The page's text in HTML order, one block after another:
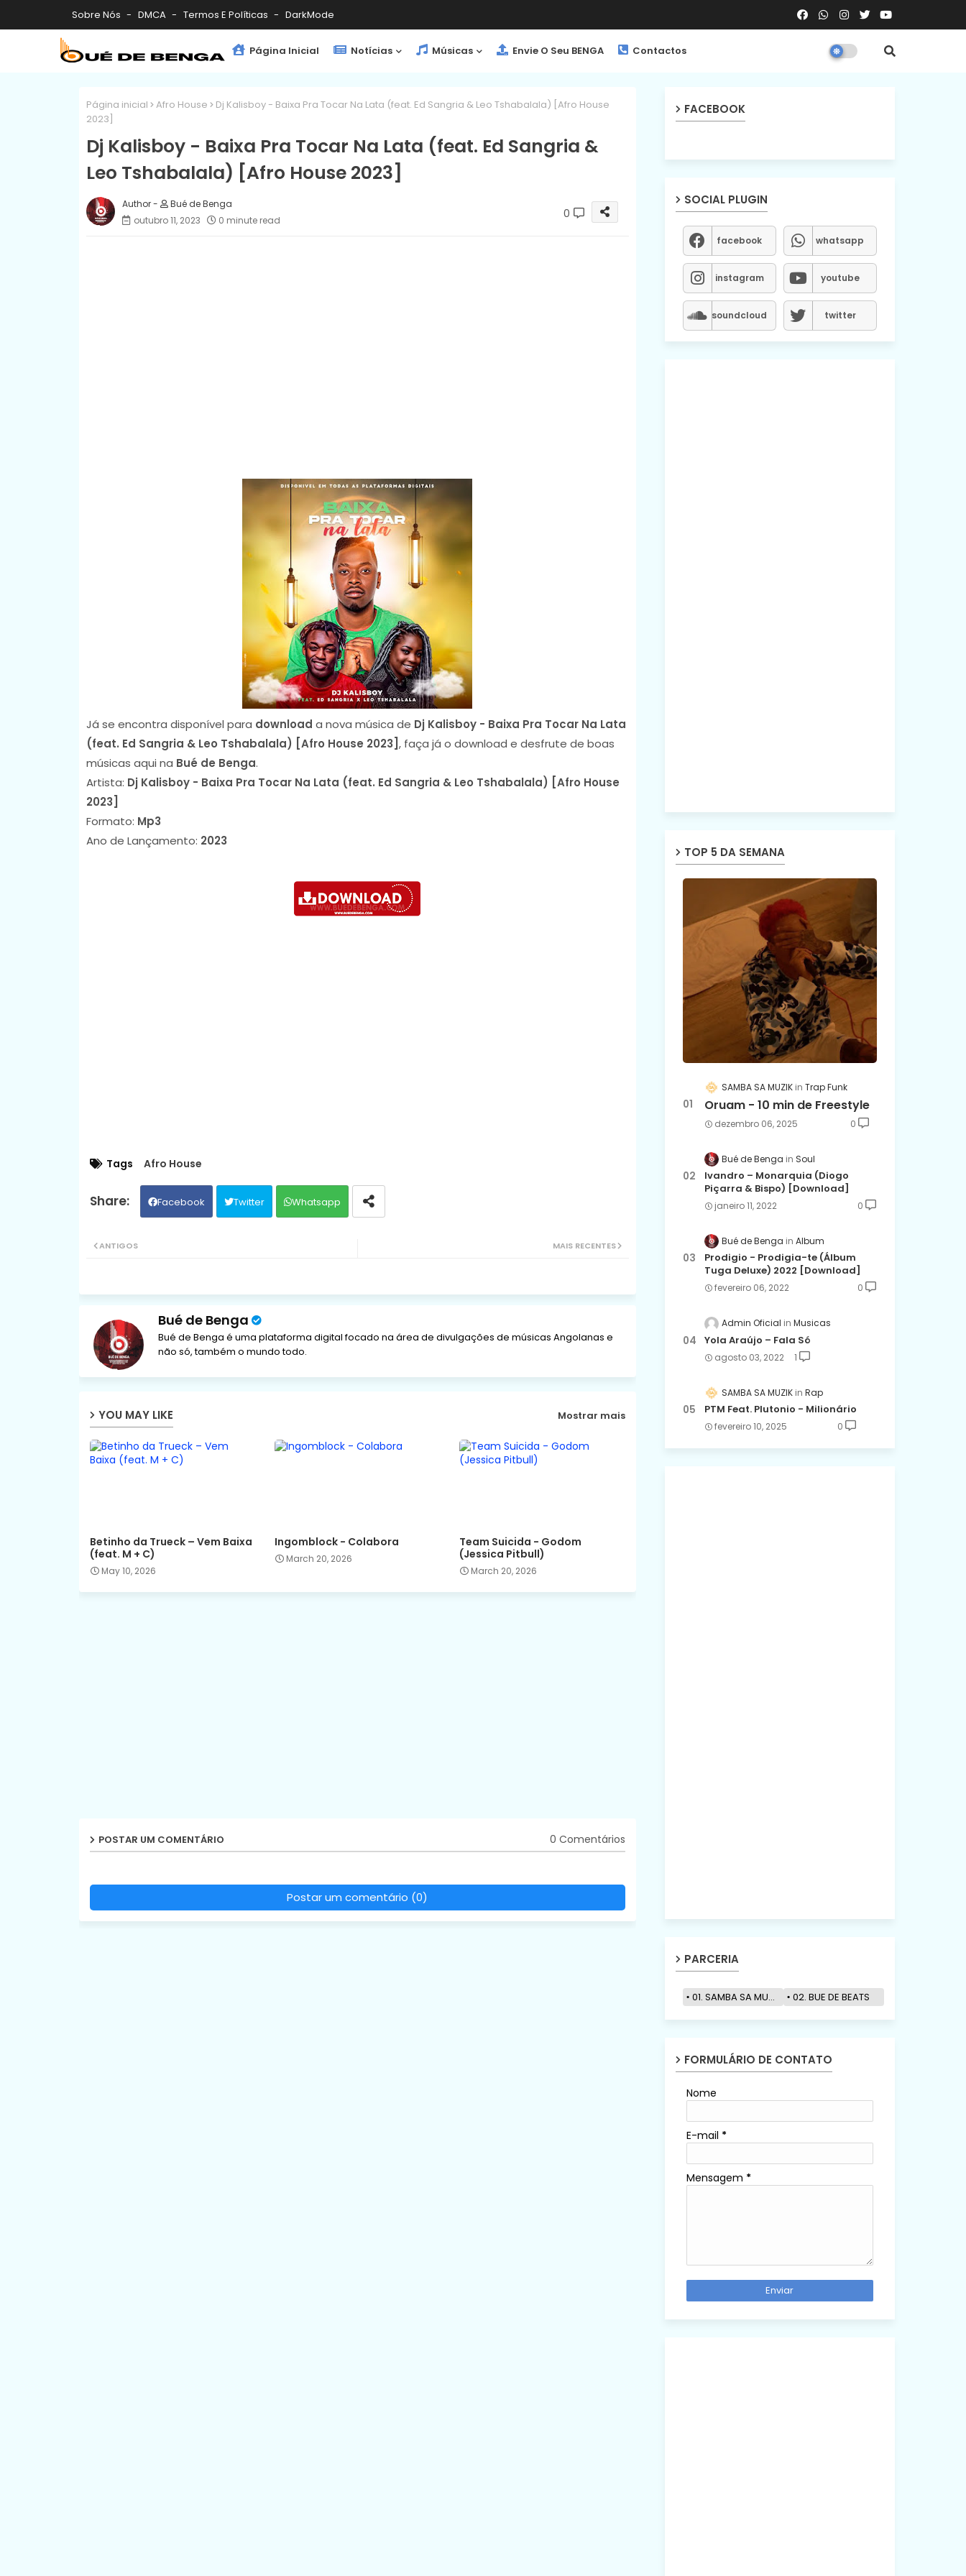
Sobre Nós DMCA Termos E Políticas DarkMode
Página Inicial Notícias Músicas Envie O Seu BENGA Contactos
Página inicial Afro House
Dj Kalisboy - Baixa Pra Tocar Na Lata (feat. Ed Sangria & Leo Tshabalala) [Afro House
2023]
Dj Kalisboy - Baixa Pra Tocar Na Lata (feat. Ed Sangria &
Leo Tshabalala) [Afro House 2023]
Bué de Benga
outubro 11, 2023
0 minute read 0
Já se encontra disponível para download a nova música de Dj Kalisboy - Baixa Pra Tocar Na Lata
(feat. Ed Sangria & Leo Tshabalala) [Afro House 2023] , faça já o download e desfrute de boas
músicas aqui na Bué de Benga.
Artista: Dj Kalisboy - Baixa Pra Tocar Na Lata (feat. Ed Sangria & Leo Tshabalala) [Afro House
2023]
Formato: Mp3
Ano de Lançamento: 2023
Tags Afro House
Facebook Twitter Whatsapp
MAIS RECENTES
ANTIGOS
Bué de Benga
Bué de Benga é uma plataforma digital focado na área de divulgações de músicas Angolanas e
não só, também o mundo todo.
YOU MAY LIKE Mostrar mais
Betinho da Trueck – Vem Baixa
(feat. M + C)
May 10, 2026
Ingomblock - Colabora
March 20, 2026
Team Suicida - Godom
(Jessica Pitbull)
March 20, 2026
POSTAR UM COMENTÁRIO 0 Comentários
Postar um comentário (0)
FACEBOOK
SOCIAL PLUGIN
facebook whatsapp
instagram youtube
soundcloud twitter
TOP 5 DA SEMANA
SAMBA SA MUZIK Trap Funk
Oruam - 10 min de Freestyle
dezembro 06, 2025 0
Bué de Benga Soul
Ivandro – Monarquia (Diogo
Piçarra & Bispo) [Download]
janeiro 11, 2022 0
Bué de Benga Album
Prodigio - Prodigia-te (Álbum
Tuga Deluxe) 2022 [Download]
fevereiro 06, 2022 0
Admin Oficial Musicas
Yola Araújo – Fala Só
agosto 03, 2022 1
SAMBA SA MUZIK Rap
PTM Feat. Plutonio - Milionário
fevereiro 10, 2025 0
PARCERIA
01. SAMBA SA MUZIK 02. BUE DE BEATS
FORMULÁRIO DE CONTATO
Nome
E-mail *
Mensagem *